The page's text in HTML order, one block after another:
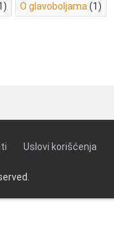
O glavoboljama (1)
Uslovi korišćenja